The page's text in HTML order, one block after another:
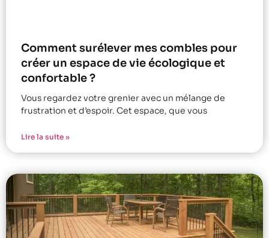
Comment surélever mes combles pour
créer un espace de vie écologique et
confortable ?
Vous regardez votre grenier avec un mélange de
frustration et d’espoir. Cet espace, que vous
Lire la suite »